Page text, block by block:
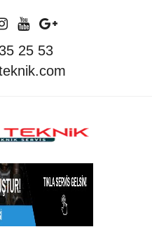
25 53